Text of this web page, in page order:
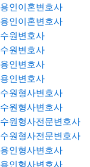
용인이혼변호사
용인이혼변호사
수원변호사
수원변호사
용인변호사
용인변호사
수원형사변호사
수원형사변호사
수원형사전문변호사
수원형사전문변호사
용인형사변호사
용인형사변호사